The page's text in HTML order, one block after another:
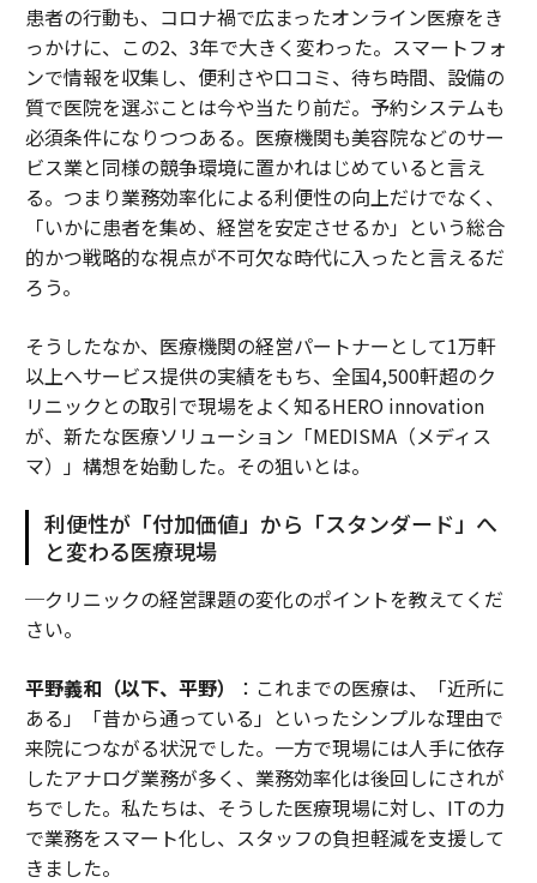
患者の行動も、コロナ禍で広まったオンライン医療をき
っかけに、この2、3年で大きく変わった。スマートフォ
ンで情報を収集し、便利さや口コミ、待ち時間、設備の
質で医院を選ぶことは今や当たり前だ。予約システムも
必須条件になりつつある。医療機関も美容院などのサー
ビス業と同様の競争環境に置かれはじめていると言え
る。つまり業務効率化による利便性の向上だけでなく、
「いかに患者を集め、経営を安定させるか」という総合
的かつ戦略的な視点が不可欠な時代に入ったと言えるだ
ろう。
そうしたなか、医療機関の経営パートナーとして1万軒
以上へサービス提供の実績をもち、全国4,500軒超のク
リニックとの取引で現場をよく知るHERO innovation
が、新たな医療ソリューション「MEDISMA（メディス
マ）」構想を始動した。その狙いとは。
利便性が「付加価値」から「スタンダード」へ
と変わる医療現場
─クリニックの経営課題の変化のポイントを教えてくだ
さい。
平野義和（以下、平野）
：これまでの医療は、「近所に
ある」「昔から通っている」といったシンプルな理由で
来院につながる状況でした。一方で現場には人手に依存
したアナログ業務が多く、業務効率化は後回しにされが
ちでした。私たちは、そうした医療現場に対し、ITの力
で業務をスマート化し、スタッフの負担軽減を支援して
きました。